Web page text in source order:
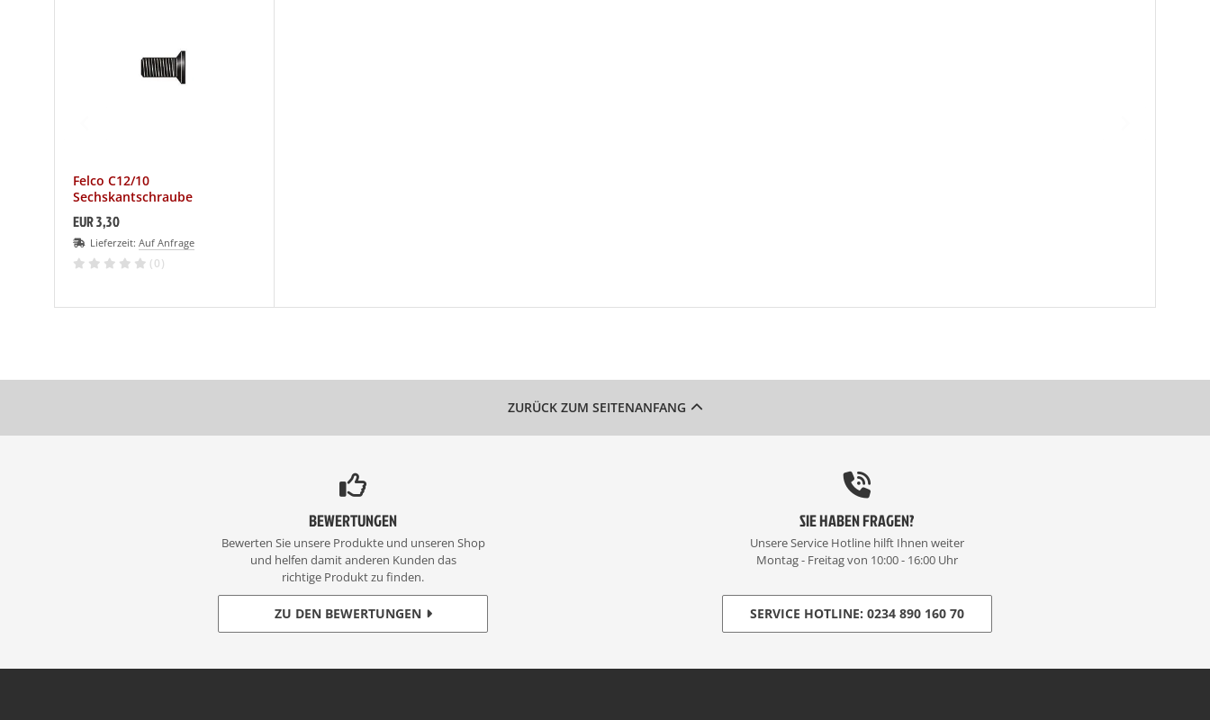
Felco C12/10
Sechskantschraube
EUR 3,30
Lieferzeit: Auf Anfrage
(0)
ZURÜCK ZUM SEITENANFANG
BEWERTUNGEN
Bewerten Sie unsere Produkte und unseren Shop
und helfen damit anderen Kunden das
richtige Produkt zu finden.
ZU DEN BEWERTUNGEN
SIE HABEN FRAGEN?
Unsere Service Hotline hilft Ihnen weiter
Montag - Freitag von 10:00 - 16:00 Uhr
SERVICE HOTLINE: 0234 890 160 70